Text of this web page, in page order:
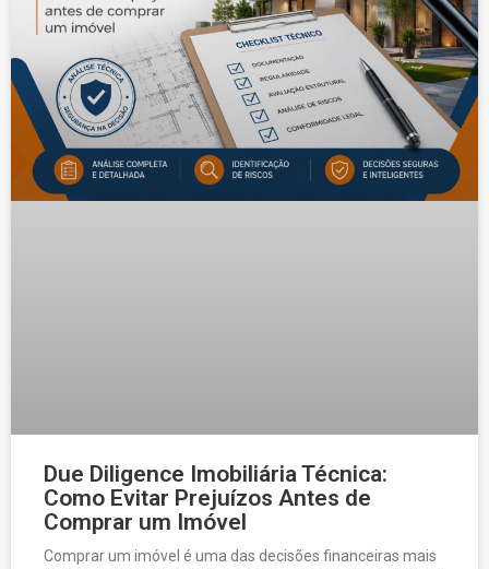
Due Diligence Imobiliária Técnica:
Como Evitar Prejuízos Antes de
Comprar um Imóvel
Comprar um imóvel é uma das decisões financeiras mais